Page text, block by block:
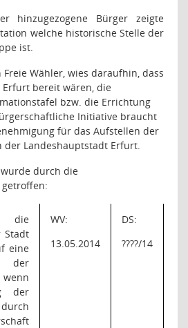
hinzugezogene Bürger zeigte
welche historische Stelle der
ist.
Freie Wähler, wies daraufhin, dass
bereit wären, die
bzw. die Errichtung
Initiative braucht
für das Aufstellen der
der Landeshauptstadt Erfurt.
wurde durch die
Stadt
eine
der
der
WV:
13.05.2014
DS:
????/14